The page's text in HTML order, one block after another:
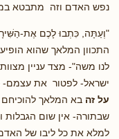
נפש האדם וזה מתבטא
"וְעַתָּה, כִּתְבוּ לָכֶם אֶת-
התכוון המלאך שהוא
לנו משה"- מצד עניין
ישראל- לפטור את עצמם-
על זה בא המלאך להוכיחם
שבתורה- אין שום הגבלות
למלא את כל ליבו של האדם